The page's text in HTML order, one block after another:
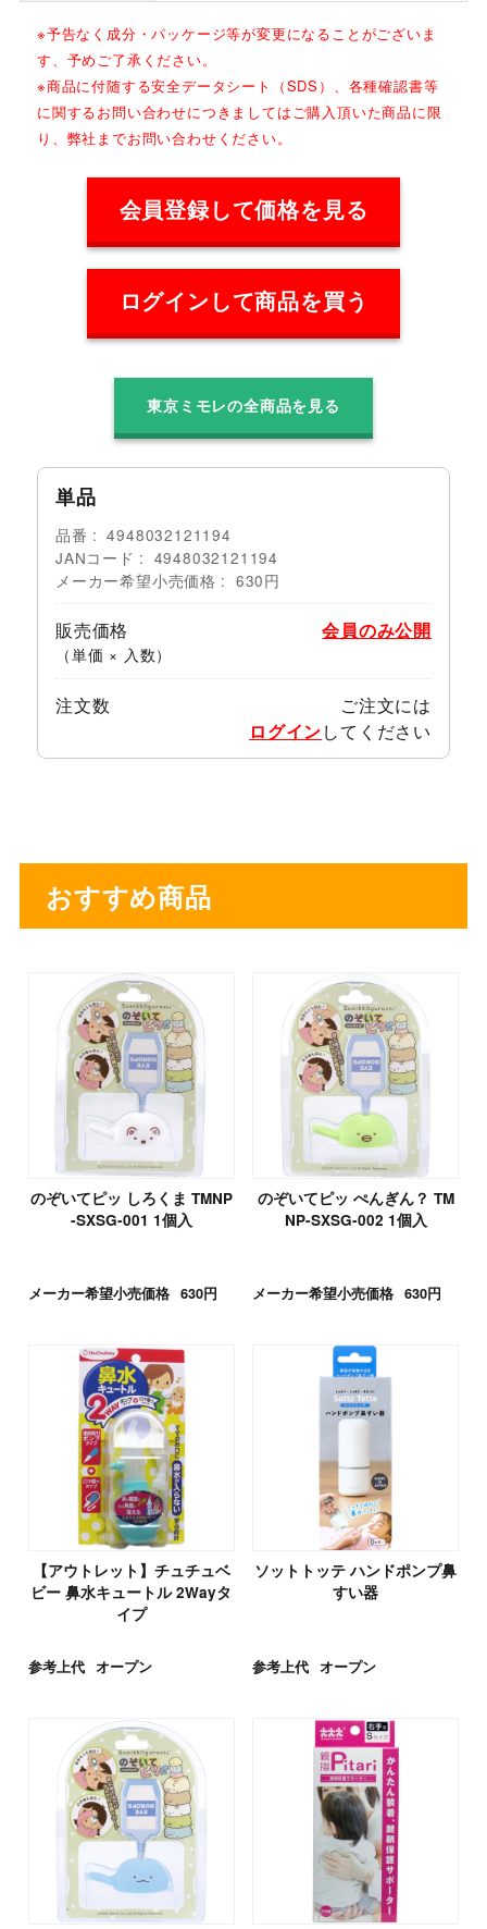
※予告なく成分・パッケージ等が変更になることがございま
す、予めご了承ください。
※商品に付随する安全データシート（SDS）、各種確認書等
に関するお問い合わせにつきましてはご購入頂いた商品に限
り、弊社までお問い合わせください。
会員登録して価格を見る
ログインして商品を買う
東京ミモレの全商品を見る
単品
品番
4948032121194
JANコード
4948032121194
メーカー希望小売価格
630円
販売価格
（単価 × 入数）
会員のみ公開
注文数
ご注文には
ログインしてください
おすすめ商品
のぞいてピッ しろくま TMNP
-SXSG-001 1個入
メーカー希望小売価格 630円
のぞいてピッ ぺんぎん？ TM
NP-SXSG-002 1個入
メーカー希望小売価格 630円
【アウトレット】チュチュベ
ビー 鼻水キュートル 2Wayタ
イプ
参考上代 オープン
ソットトッテ ハンドポンプ鼻
すい器
参考上代 オープン